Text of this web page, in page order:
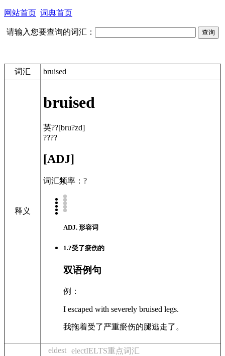
网站首页 词典首页
请输入您要查询的词汇：
词汇 bruised
释义
bruised
英??[bru?zd]
????
[ADJ]
词汇频率：?
ADJ. 形容词
1.?受了瘀伤的
双语例句
例：
I escaped with severely bruised legs.
我拖着受了严重瘀伤的腿逃走了。
eldest electIELTS重点词汇